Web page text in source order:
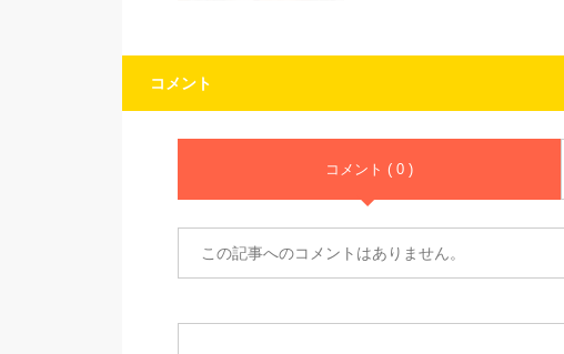
コメント
コメント ( 0 )
この記事へのコメントはありません。